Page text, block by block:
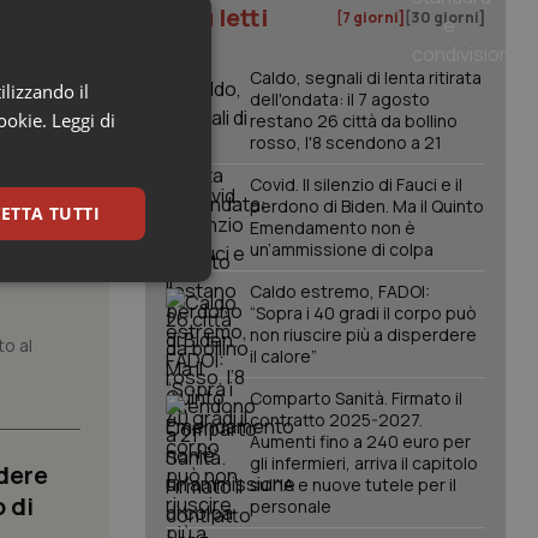
al
di
I più letti [7 giorni] [30 giorni]
Caldo, segnali di lenta ritirata
dell'ondata: il 7 agosto
restano 26 città da bollino
rosso, l'8 scendono a 21
Covid. Il silenzio di Fauci e il
perdono di Biden. Ma il Quinto
Emendamento non è
un’ammissione di colpa
Caldo estremo, FADOI:
“Sopra i 40 gradi il corpo può
non riuscire più a disperdere
il calore”
Comparto Sanità. Firmato il
contratto 2025-2027.
Aumenti fino a 240 euro per
gli infermieri, arriva il capitolo
sull'IA e nuove tutele per il
personale
il
Leggi di
TUTTI
sulle pagine